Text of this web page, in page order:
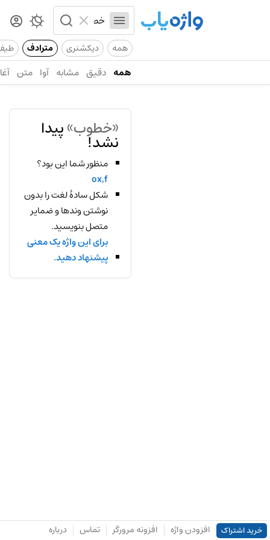
همه دیکشنری مترادف
همه دقیق مشابه آوا متن
«خطوب»پیدا
نشد!
منظور شما این بود؟
ox,f
شکل سادهٔ لغت را بدون
نوشتن وندها و ضمایر
متصل بنویسید.
برای این واژه یک معنی
پیشنهاد دهید.
خرید اشتراک افزودن واژه افزونه مرورگر تماس درباره